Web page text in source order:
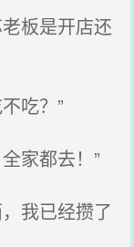
板是开店还
吃？”
家都去！”
我已经攒了